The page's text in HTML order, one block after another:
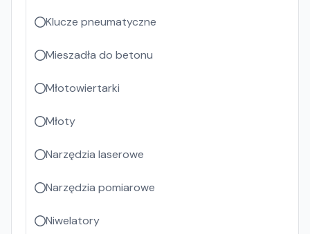
Klucze pneumatyczne
Mieszadła do betonu
Młotowiertarki
Młoty
Narzędzia laserowe
Narzędzia pomiarowe
Niwelatory